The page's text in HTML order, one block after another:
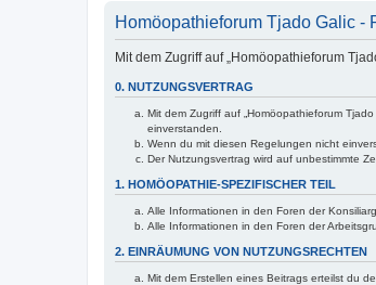
Homöopathieforum Tjado Galic -
Mit dem Zugriff auf „Homöopathieforum
0. NUTZUNGSVERTRAG
Mit dem Zugriff auf „Homöopathieforum
einverstanden.
Wenn du mit diesen Regelungen nicht
Der Nutzungsvertrag wird auf unbestimmte
1. HOMÖOPATHIE-SPEZIFISCHER TEIL
Alle Informationen in den Foren der
Alle Informationen in den Foren der
2. EINRÄUMUNG VON NUTZUNGSRECHTEN
Mit dem Erstellen eines Beitrags erteilst du